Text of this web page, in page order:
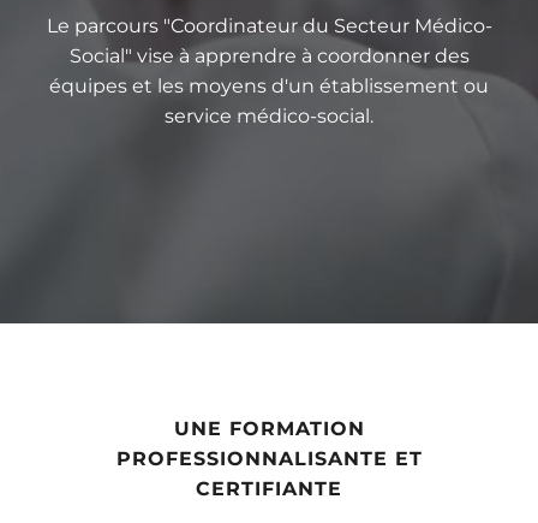
Le parcours "Coordinateur du Secteur Médico-
Social" vise à apprendre à coordonner des
équipes et les moyens d'un établissement ou
service médico-social.
UNE FORMATION
PROFESSIONNALISANTE ET
CERTIFIANTE